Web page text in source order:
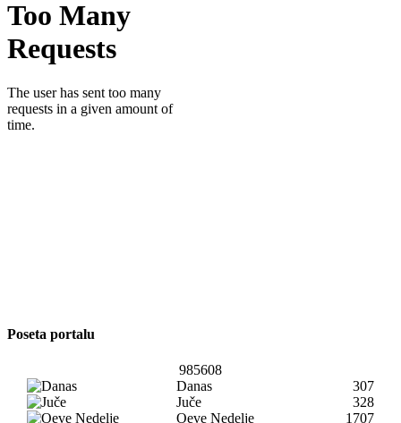
Poseta portalu
985608
Danas
307
Juče
328
Oeve Nedelje
1707